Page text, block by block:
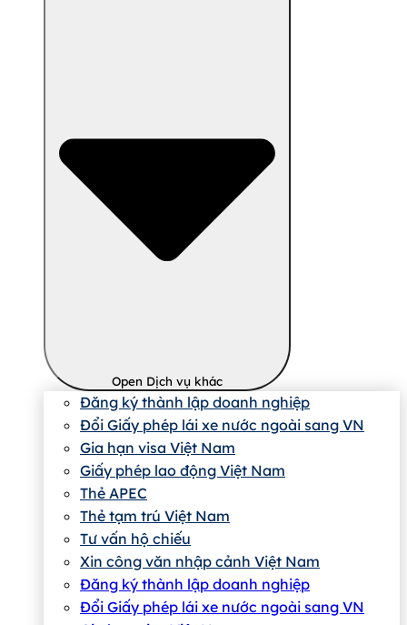
Open Dịch vụ khác
Đăng ký thành lập doanh nghiệp
Đổi Giấy phép lái xe nước ngoài sang VN
Gia hạn visa Việt Nam
Giấy phép lao động Việt Nam
Thẻ APEC
Thẻ tạm trú Việt Nam
Tư vấn hộ chiếu
Xin công văn nhập cảnh Việt Nam
Đăng ký thành lập doanh nghiệp
Đổi Giấy phép lái xe nước ngoài sang VN